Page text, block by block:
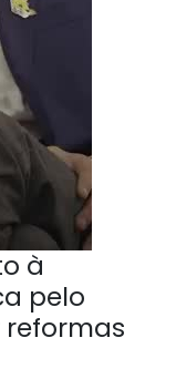
à
pelo
reformas